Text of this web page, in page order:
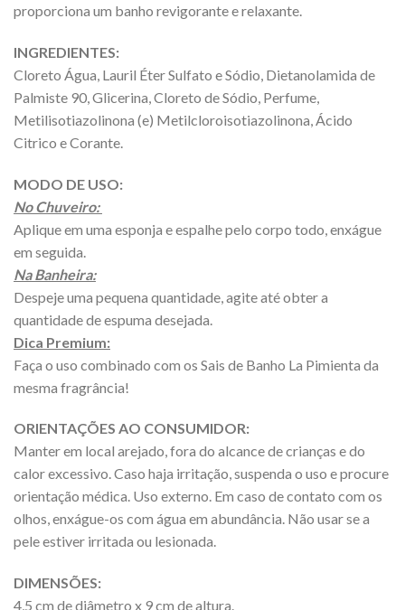
proporciona um banho revigorante e relaxante.
INGREDIENTES:
Cloreto Água, Lauril Éter Sulfato e Sódio, Dietanolamida de
Palmiste 90, Glicerina, Cloreto de Sódio, Perfume,
Metilisotiazolinona (e) Metilcloroisotiazolinona, Ácido
Citrico e Corante.
MODO DE USO:
No Chuveiro:
Aplique em uma esponja e espalhe pelo corpo todo, enxágue
em seguida.
Na Banheira:
Despeje uma pequena quantidade, agite até obter a
quantidade de espuma desejada.
Dica Premium:
Faça o uso combinado com os Sais de Banho La Pimienta da
mesma fragrância!
ORIENTAÇÕES AO CONSUMIDOR:
Manter em local arejado, fora do alcance de crianças e do
calor excessivo. Caso haja irritação, suspenda o uso e procure
orientação médica. Uso externo. Em caso de contato com os
olhos, enxágue-os com água em abundância. Não usar se a
pele estiver irritada ou lesionada.
DIMENSÕES:
4,5 cm de diâmetro x 9 cm de altura.